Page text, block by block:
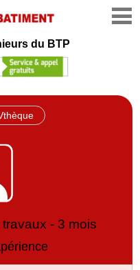
du BTP
- 3 mois